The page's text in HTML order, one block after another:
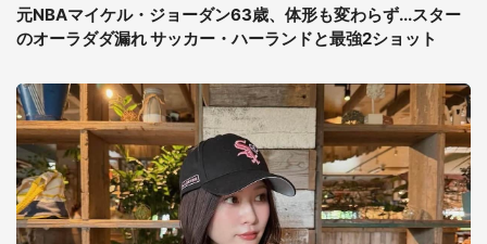
元NBAマイケル・ジョーダン63歳、体形も変わらず...スター
のオーラダダ漏れ サッカー・ハーランドと最強2ショット